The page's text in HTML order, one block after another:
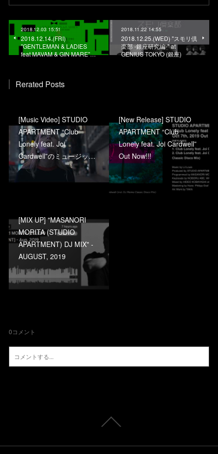
2018.12.03 15:51
2018.12.14.(FRI)
"GENTLEMAN & LADIES
feat MAVAM & GIN MARE"…
2018.11.22 14:55
2018.12.25.(WED) "スモリ倶
楽部 -銀座研究編-" at
GENIUS TOKYO (銀座)
Rerated Posts
[Music Video] STUDIO
APARTMENT “Club
Lonely feat. Joi
Cardwell”のミュージッ…
[New Release] STUDIO
APARTMENT “Club
Lonely feat. Joi Cardwell”
Out Now!!!
[MIX UP] "MASANORI
MORITA (STUDIO
APARTMENT) DJ MIX" -
AUGUST, 2019
0コメント